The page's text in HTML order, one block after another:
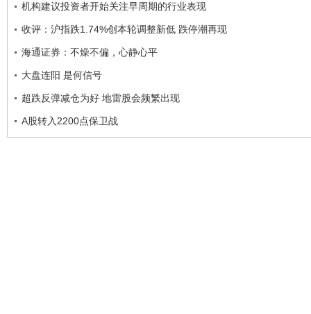
机构建议投资者开始关注早周期的行业表现
收评：沪指跌1.74%创本轮调整新低 跌停潮再现
海通证券：不燥不偏，心静心平
大盘连阳 是何信号
超跌反弹减仓为好 地雷股会频繁出现
A股转入2200点保卫战